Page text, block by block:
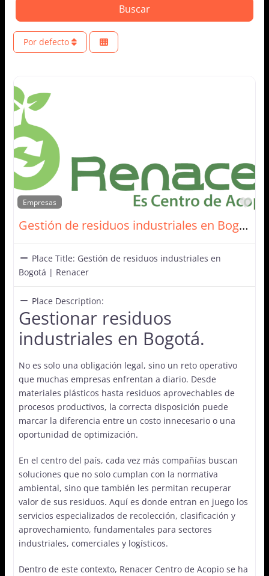
BuscarSearch
Por defecto
Empresas
Gestión de residuos industriales en Bogotá | Renacer
Place Title: Gestión de residuos industriales en
Bogotá | Renacer
Place Description:
Gestionar residuos
industriales en Bogotá.
No es solo una obligación legal, sino un reto operativo
que muchas empresas enfrentan a diario. Desde
materiales plásticos hasta residuos aprovechables de
procesos productivos, la correcta disposición puede
marcar la diferencia entre un costo innecesario o una
oportunidad de optimización.
En el centro del país, cada vez más compañías buscan
soluciones que no solo cumplan con la normativa
ambiental, sino que también les permitan recuperar
valor de sus residuos. Aquí es donde entran en juego los
servicios especializados de recolección, clasificación y
aprovechamiento, fundamentales para sectores
industriales, comerciales y logísticos.
Dentro de este contexto, Renacer Centro de Acopio se ha